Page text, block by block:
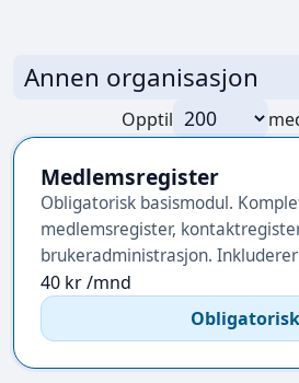
Opptil
Medlemsregister
Obligatorisk basismodul.
medlemsregister,
brukeradministrasjon.
40 kr /mnd
Obligatorisk